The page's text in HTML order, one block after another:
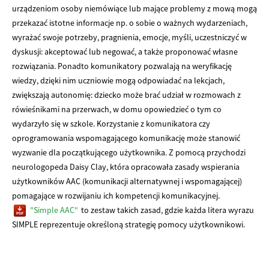
urządzeniom osoby niemówiące lub mające problemy z mową mogą
przekazać istotne informacje np. o sobie o ważnych wydarzeniach,
wyrażać swoje potrzeby, pragnienia, emocje, myśli, uczestniczyć w
dyskusji: akceptować lub negować, a także proponować własne
rozwiązania. Ponadto komunikatory pozwalają na weryfikację
wiedzy, dzięki nim uczniowie mogą odpowiadać na lekcjach,
zwiększają autonomię: dziecko może brać udział w rozmowach z
rówieśnikami na przerwach, w domu opowiedzieć o tym co
wydarzyło się w szkole. Korzystanie z komunikatora czy
oprogramowania wspomagającego komunikację może stanowić
wyzwanie dla początkującego użytkownika. Z pomocą przychodzi
neurologopeda Daisy Clay, która opracowała zasady wspierania
użytkowników AAC (komunikacji alternatywnej i wspomagającej)
pomagające w rozwijaniu ich kompetencji komunikacyjnej.
"Simple AAC" to zestaw takich zasad, gdzie każda litera wyrazu
SIMPLE reprezentuje określoną strategię pomocy użytkownikowi.